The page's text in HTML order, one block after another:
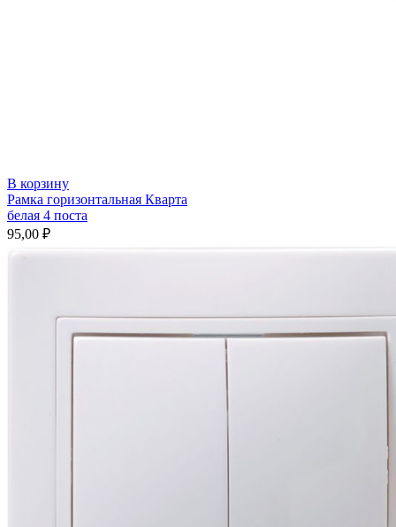
В корзину
Рамка горизонтальная Кварта
белая 4 поста
95,00 ₽